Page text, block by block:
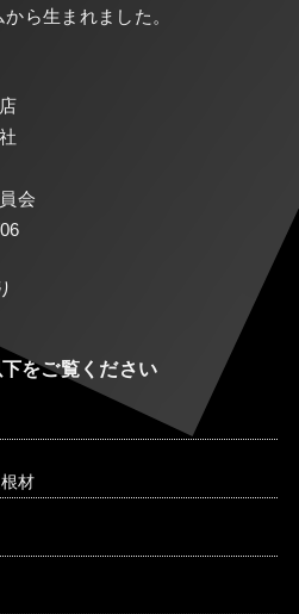
ら生まれました。
会
をご覧ください
材